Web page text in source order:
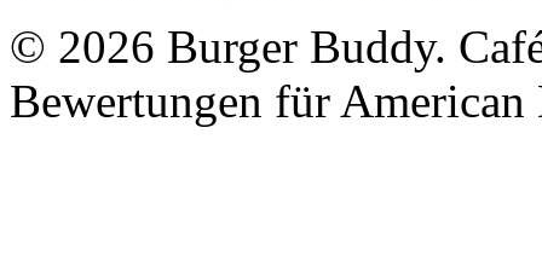
© 2026 Burger Buddy.
Bewertungen für